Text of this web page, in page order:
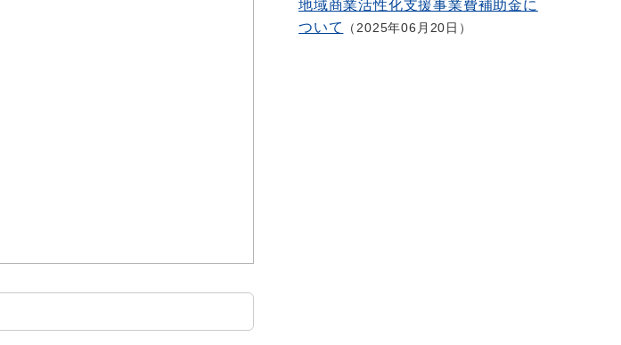
地域商業活性化支援事業費補助金に
ついて
2025年06月20日